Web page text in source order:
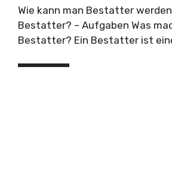
Wie kann man Bestatter
Bestatter? – Aufgaben Was
Bestatter? Ein Bestatter ist